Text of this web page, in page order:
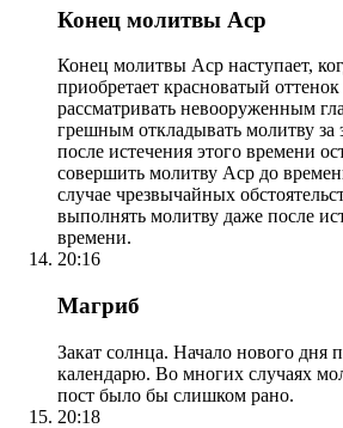
Конец молитвы Аср
Конец молитвы Аср наступает,
приобретает красноватый
рассматривать невооруженным
грешным откладывать молитву за
после истечения этого времени
совершить молитву Аср до
случае чрезвычайных
выполнять молитву даже после
времени.
20:16
Магриб
Закат солнца. Начало нового дня
календарю. Во многих случаях
пост было бы слишком рано.
20:18